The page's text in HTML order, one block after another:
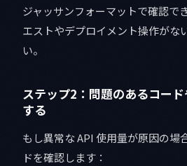
ジャッサンフォーマットで確認で
エストやデプロイメント操作がな
い。
ステップ2：問題のあるコー
する
もし異常な API 使用量が原因の場
ドを確認します：